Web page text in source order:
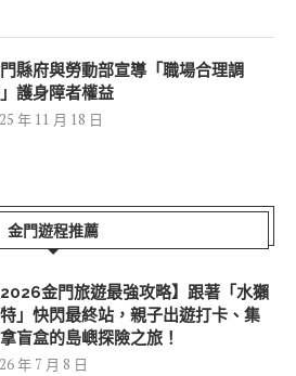
縣府與勞動部宣導「職場合理調
護身障者權益
年 11 月 18 日
金門遊程推薦
2026金門旅遊最強攻略】跟著「水獺
」快閃最終站，親子出遊打卡、集
盲盒的島嶼探險之旅！
年 7 月 8 日